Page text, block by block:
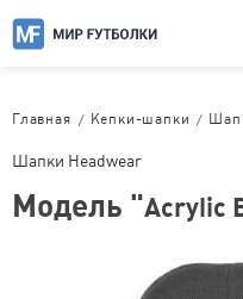
Главная / Кепки-шапки /
Шапки Headwear
Модель "Acrylic